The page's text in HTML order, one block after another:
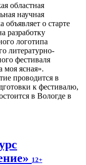
областная
научная
объявляет о старте
разработку
логотипа
литературно-
фестиваля
моя ясная».
проводится в
к фестивалю,
в Вологде в
12+